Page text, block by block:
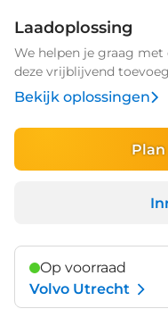
Laadoplossing
We helpen je graag met
deze vrijblijvend
Bekijk oplossingen
Op voorraad
Volvo Utrecht